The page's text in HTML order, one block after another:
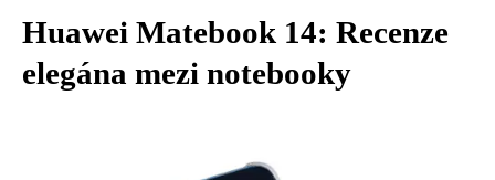
Huawei Matebook 14: Recenze
elegána mezi notebooky